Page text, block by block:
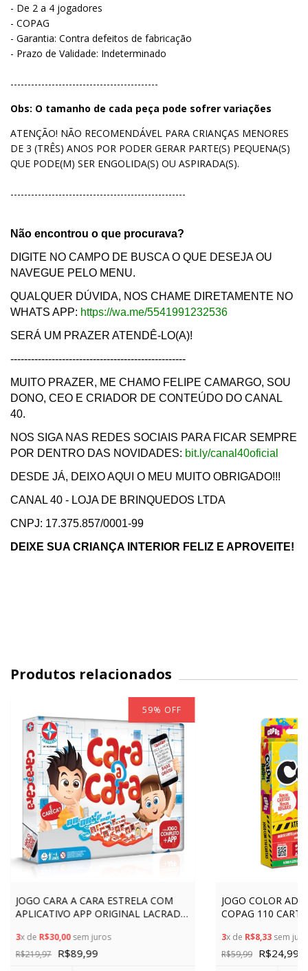
- De 2 a 4 jogadores
- COPAG
- Garantia: Contra defeitos de fabricação
- Prazo de Validade: Indeterminado
-------------------------------------------
Obs: O tamanho de cada peça pode sofrer variações
ATENÇÃO! NÃO RECOMENDÁVEL PARA CRIANÇAS MENORES
DE 3 (TRÊS) ANOS POR PODER GERAR PARTE(S) PEQUENA(S)
QUE PODE(M) SER ENGOLIDA(S) OU ASPIRADA(S).
---------------------------------------------------
Não encontrou o que procurava?
DIGITE NO CAMPO DE BUSCA O QUE DESEJA OU
NAVEGUE PELO MENU.
QUALQUER DÚVIDA, NOS CHAME DIRETAMENTE NO
WHATS APP: https://wa.me/5541991232536
SERÁ UM PRAZER ATENDÊ-LO(A)!
---------------------------------------------------
MUITO PRAZER, ME CHAMO FELIPE CAMARGO, SOU
DONO, CEO E CRIADOR DE CONTEÚDO DO CANAL
40.
NOS SIGA NAS REDES SOCIAIS PARA FICAR SEMPRE
POR DENTRO DAS NOVIDADES: bit.ly/canal40oficial
DESDE JÁ, DEIXO AQUI O MEU MUITO OBRIGADO!!!
CANAL 40 - LOJA DE BRINQUEDOS LTDA
CNPJ: 17.375.857/0001-99
DEIXE SUA CRIANÇA INTERIOR FELIZ E APROVEITE!
Produtos relacionados
59% OFF
JOGO CARA A CARA ESTRELA COM
APLICATIVO APP ORIGINAL LACRADO
DIVERSÃO 2 TABULEIROS CLÁSSICOS
3x de R$30,00sem juros
R$219,97 R$89,99
JOGO COLOR
COPAG 110
CRIANÇA E
LÓGICO
3x de R$8,33sem
R$59,99
R$24,99